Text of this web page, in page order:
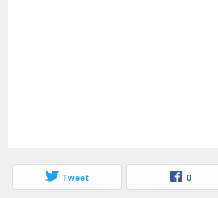
Tweet 0